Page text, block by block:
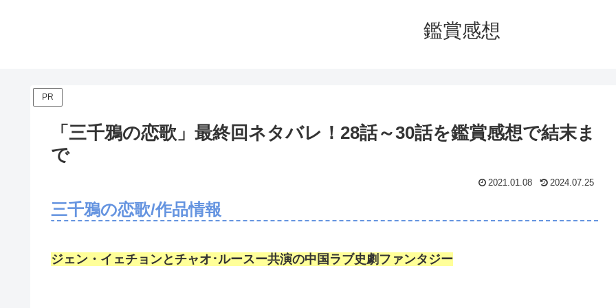
鑑賞感想
PR
「三千鴉の恋歌」最終回ネタバレ！28話～30話を鑑賞感想で結末ま
で
2021.01.08 2024.07.25
三千鴉の恋歌/作品情報
ジェン・イェチョンとチャオ･ルースー共演の中国ラブ史劇ファンタジー